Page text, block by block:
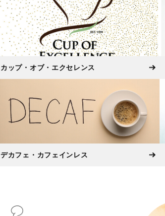
カップ・オブ・エクセレンス
デカフェ・カフェインレス